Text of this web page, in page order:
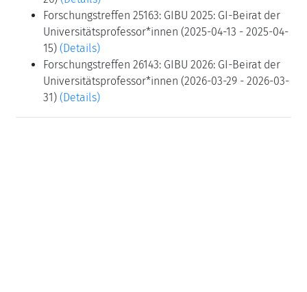
Forschungstreffen 25163: GIBU 2025: GI-Beirat der
Universitätsprofessor*innen (2025-04-13 - 2025-04-
15) (Details)
Forschungstreffen 26143: GIBU 2026: GI-Beirat der
Universitätsprofessor*innen (2026-03-29 - 2026-03-
31) (Details)